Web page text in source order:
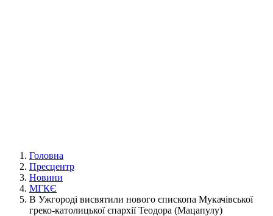
Головна
Пресцентр
Новини
МГКЄ
В Ужгороді висвятили нового єпископа Мукачівської
греко-католицької єпархії Теодора (Мацапулу)